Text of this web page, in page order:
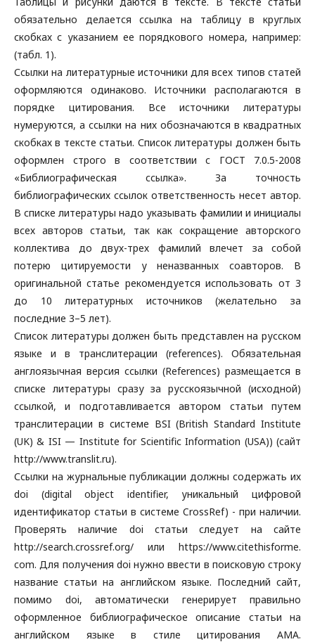
обязательно делается ссылка на таблицу в круглых
скобках с указанием ее порядкового номера, например:
(табл. 1).
Ссылки на литературные источники для всех типов статей
оформляются одинаково. Источники располагаются в
порядке цитирования. Все источники литературы
нумеруются, а ссылки на них обозначаются в квадратных
скобках в тексте статьи. Список литературы должен быть
оформлен строго в соответствии с ГОСТ 7.0.5-2008
«Библиографическая ссылка». За точность
библиографических ссылок ответственность несет автор.
В списке литературы надо указывать фамилии и инициалы
всех авторов статьи, так как сокращение авторского
коллектива до двух-трех фамилий влечет за собой
потерю цитируемости у неназванных соавторов. В
оригинальной статье рекомендуется использовать от 3
до 10 литературных источников (желательно за
последние 3–5 лет).
Список литературы должен быть представлен на русском
языке и в транслитерации (references). Обязательная
англоязычная версия ссылки (References) размещается в
списке литературы сразу за русскоязычной (исходной)
ссылкой, и подготавливается автором статьи путем
транслитерации в системе BSI (British Standard Institute
(UK) & ISI — Institute for Scientific Information (USA)) (сайт
http://www.translit.ru).
Ссылки на журнальные публикации должны содержать их
doi (digital object identifier, уникальный цифровой
идентификатор статьи в системе CrossRef) - при наличии.
Проверять наличие doi статьи следует на сайте
http://search.crossref.org/ или https://www.citethisforme.
com. Для получения doi нужно ввести в поисковую строку
название статьи на английском языке. Последний сайт,
помимо doi, автоматически генерирует правильно
оформленное библиографическое описание статьи на
английском языке в стиле цитирования AMA.